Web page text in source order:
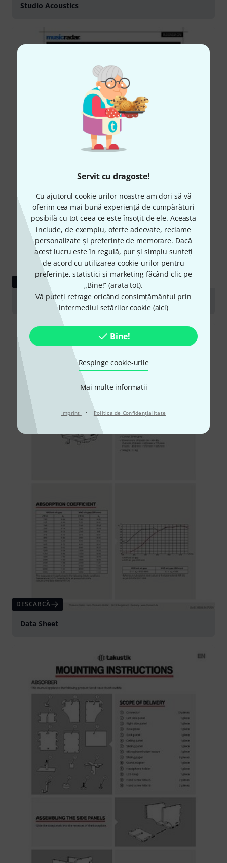
Servit cu dragoste!
Cu ajutorul cookie-urilor noastre am dori să vă
oferim cea mai bună experiență de cumpărături
posibilă cu tot ceea ce este însoțit de ele. Aceasta
include, de exemplu, oferte adecvate, reclame
personalizate și preferințe de memorare. Dacă
acest lucru este în regulă, pur și simplu sunteți
de acord cu utilizarea cookie-urilor pentru
preferințe, statistici și marketing făcând clic pe
„Bine!” (arata tot).
Vă puteți retrage oricând consimțământul prin
intermediul setărilor cookie (aici)
Bine!
Respinge cookie-urile
Mai multe informatii
Imprint · Politica de Confidenţialitate
Studio Acoustics
RECENZIE
t.akustik Vocal Head Booth Mobile
DESCARCĂ
Data Sheet